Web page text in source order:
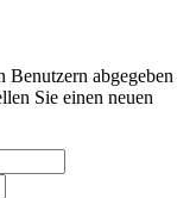
Benutzern abgegeben
Sie einen neuen